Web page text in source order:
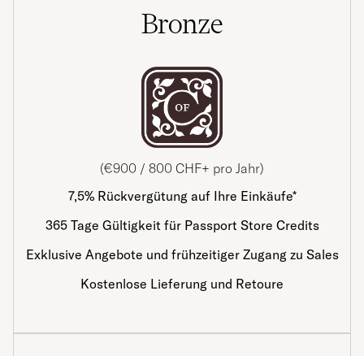
Bronze
(€900 / 800 CHF+ pro Jahr)
7,5% Rückvergütung auf Ihre Einkäufe*
365 Tage Gültigkeit für Passport Store Credits
Exklusive Angebote und frühzeitiger Zugang zu Sales
Kostenlose Lieferung und Retoure